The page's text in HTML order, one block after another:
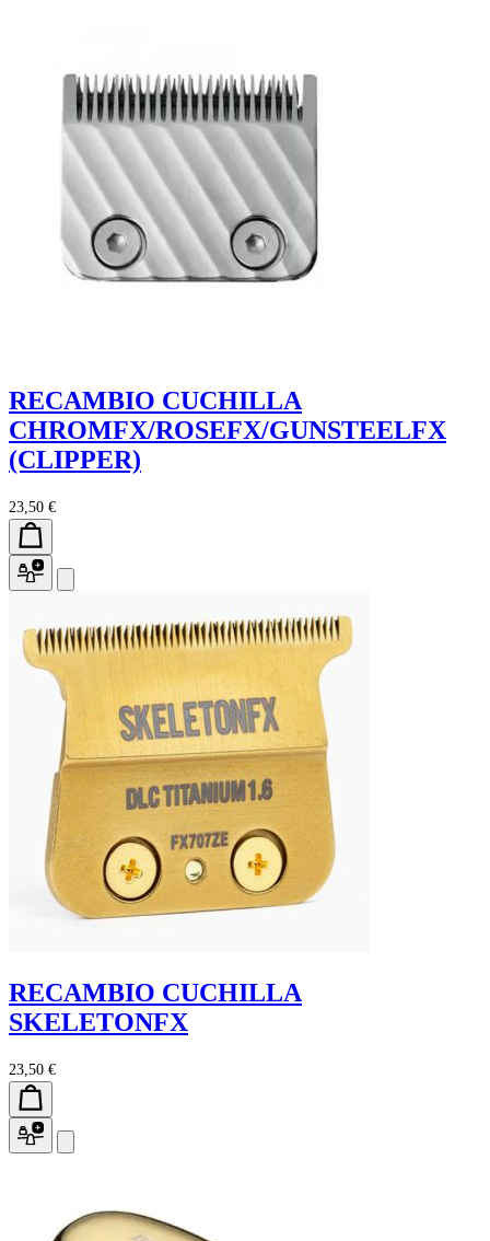
RECAMBIO CUCHILLA
CHROMFX/ROSEFX/GUNSTEELFX
(CLIPPER)
23,50 €
RECAMBIO CUCHILLA
SKELETONFX
23,50 €